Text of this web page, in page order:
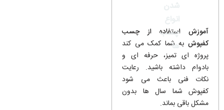
چسب‌
ها
آموزش استفاده از چسب
کفپوش به شما کمک می کند
پروژه ای تمیز، حرفه ای و
بادوام داشته باشید. رعایت
نکات فنی باعث می شود
کفپوش شما سال ها بدون
مشکل باقی بماند.